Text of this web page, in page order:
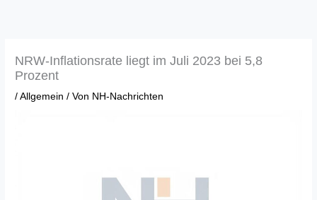
NRW-Inflationsrate liegt im Juli 2023 bei 5,8
Prozent
/Allgemein / Von NH-Nachrichten